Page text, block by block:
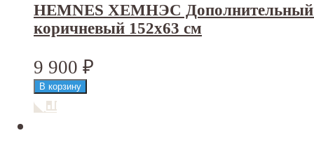
HEMNES ХЕМНЭС Дополнительный
коричневый 152x63 см
9 900 ₽